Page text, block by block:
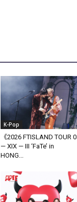
K-Pop
《2026 FTISLAND TOUR 0
— XIX — III ‘FaTe’ in
HONG...